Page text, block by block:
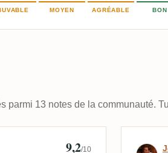
MOYEN AGRÉABLE BON
parmi 13 notes de la communauté.
9,2/10 Avis